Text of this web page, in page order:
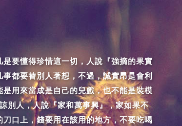
要懂得珍惜這一切，人說『強摘的果實
都要替別人著想，不過，誠實昂是會利
用來當成是自己的兒戲，也不能是裝模
別人，人說『家和萬事興』，家如果不
口上，錢要用在該用的地方，不要吃喝